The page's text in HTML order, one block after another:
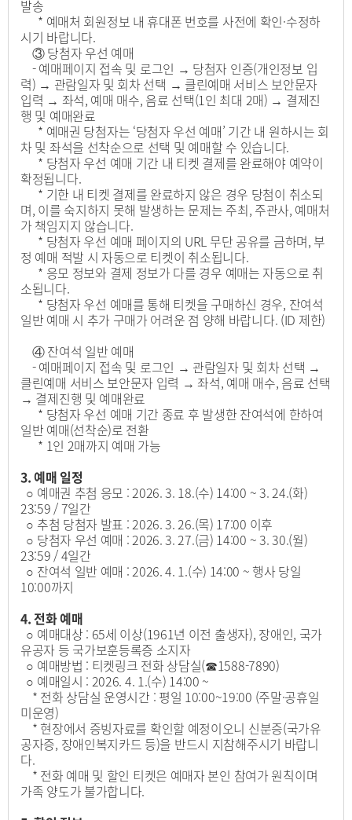
발송
* 예매처 회원정보 내 휴대폰 번호를 사전에 확인·수정하
시기 바랍니다.
③ 당첨자 우선 예매
- 예매페이지 접속 및 로그인 → 당첨자 인증(개인정보 입
력) → 관람일자 및 회차 선택 → 클린예매 서비스 보안문자
입력 → 좌석, 예매 매수, 음료 선택(1인 최대 2매) → 결제진
행 및 예매완료
* 예매권 당첨자는 ‘당첨자 우선 예매’ 기간 내 원하시는 회
차 및 좌석을 선착순으로 선택 및 예매할 수 있습니다.
* 당첨자 우선 예매 기간 내 티켓 결제를 완료해야 예약이
확정됩니다.
* 기한 내 티켓 결제를 완료하지 않은 경우 당첨이 취소되
며, 이를 숙지하지 못해 발생하는 문제는 주최, 주관사, 예매처
가 책임지지 않습니다.
* 당첨자 우선 예매 페이지의 URL 무단 공유를 금하며, 부
정 예매 적발 시 자동으로 티켓이 취소됩니다.
* 응모 정보와 결제 정보가 다를 경우 예매는 자동으로 취
소됩니다.
* 당첨자 우선 예매를 통해 티켓을 구매하신 경우, 잔여석
일반 예매 시 추가 구매가 어려운 점 양해 바랍니다. (ID 제한)
④ 잔여석 일반 예매
- 예매페이지 접속 및 로그인 → 관람일자 및 회차 선택 →
클린예매 서비스 보안문자 입력 → 좌석, 예매 매수, 음료 선택
→ 결제진행 및 예매완료
* 당첨자 우선 예매 기간 종료 후 발생한 잔여석에 한하여
일반 예매(선착순)로 전환
* 1인 2매까지 예매 가능
3. 예매 일정
○ 예매권 추첨 응모 : 2026. 3. 18.(수) 14:00 ~ 3. 24.(화)
23:59 / 7일간
○ 추첨 당첨자 발표 : 2026. 3. 26.(목) 17:00 이후
○ 당첨자 우선 예매 : 2026. 3. 27.(금) 14:00 ~ 3. 30.(월)
23:59 / 4일간
○ 잔여석 일반 예매 : 2026. 4. 1.(수) 14:00 ~ 행사 당일
10:00까지
4. 전화 예매
○ 예매대상 : 65세 이상(1961년 이전 출생자), 장애인, 국가
유공자 등 국가보훈등록증 소지자
○ 예매방법 : 티켓링크 전화 상담실(☎1588-7890)
○ 예매일시 : 2026. 4. 1.(수) 14:00 ~
* 전화 상담실 운영시간 : 평일 10:00~19:00 (주말·공휴일
미운영)
* 현장에서 증빙자료를 확인할 예정이오니 신분증(국가유
공자증, 장애인복지카드 등)을 반드시 지참해주시기 바랍니
다.
* 전화 예매 및 할인 티켓은 예매자 본인 참여가 원칙이며
가족 양도가 불가합니다.